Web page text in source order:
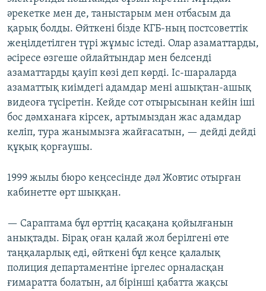
әрекетке мен де, таныстарым мен отбасым да
қарық болды. Өйткені бізде КГБ-ның постсоветтік
жеңілдетілген түрі жұмыс істеді. Олар азаматтарды,
әсіресе өзгеше ойлайтындар мен белсенді
азаматтарды қауіп көзі деп көрді. Іс-шараларда
азаматтық киімдегі адамдар мені ашықтан-ашық
видеоға түсіретін. Кейде сот отырысынан кейін іші
бос дәмханаға кірсек, артымыздан жас адамдар
келіп, тура жанымызға жайғасатын, — дейді дейді
құқық қорғаушы.
1999 жылы бюро кеңсесінде дәл Жовтис отырған
кабинетте өрт шыққан.
— Сараптама бұл өрттің қасақана қойылғанын
анықтады. Бірақ оған қалай жол берілгені өте
таңқаларлық еді, өйткені бұл кеңсе қалалық
полиция департаментіне іргелес орналасқан
ғимаратта болатын, ал бірінші қабатта жақсы